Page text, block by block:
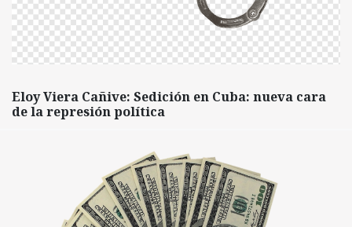
Eloy Viera Cañive: Sedición en Cuba: nueva cara
de la represión política